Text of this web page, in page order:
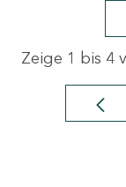
Zeige 1 bis 4